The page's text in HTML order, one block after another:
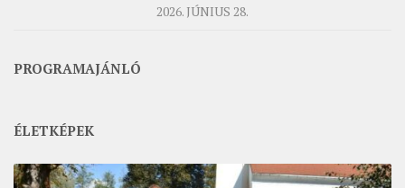
2026. JÚNIUS 28.
PROGRAMAJÁNLÓ
ÉLETKÉPEK